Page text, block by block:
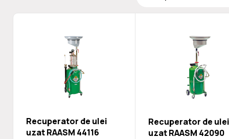
Recuperator de ulei
uzat RAASM 44116
Recuperator de ulei
uzat RAASM 42090